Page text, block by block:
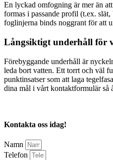
En lyckad omfogning är mer än
formas i passande profil (t.ex.
foglinjerna binds noggrant för att
Långsiktigt underhåll för
Förebyggande underhåll är
leda bort vatten. Ett torrt och väl
punktinsatser som att laga
dina mål i vårt kontaktformulär så
Kontakta oss idag!
Namn
Telefon